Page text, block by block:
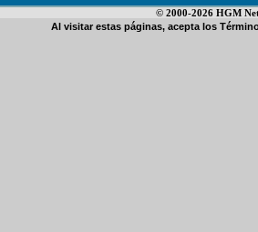
© 2000-2026 HGM
Al visitar estas páginas, acepta los